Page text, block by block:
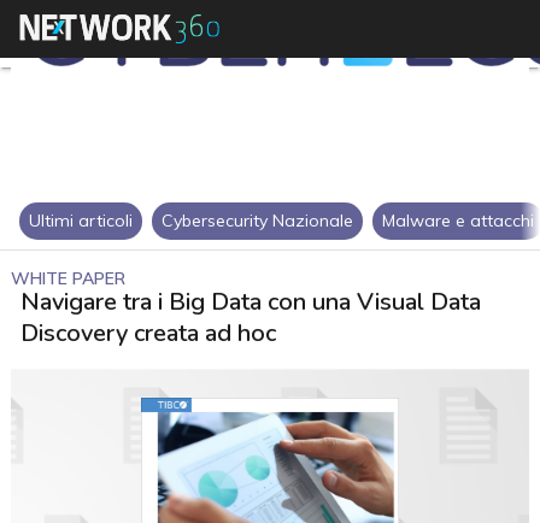
Ultimi articoli Cybersecurity Nazionale Malware e attacchi
WHITE PAPER
Navigare tra i Big Data con una Visual Data
Discovery creata ad hoc